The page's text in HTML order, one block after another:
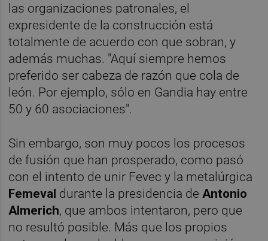
las organizaciones patronales, el
expresidente de la construcción está
totalmente de acuerdo con que sobran, y
además muchas. "Aquí siempre hemos
preferido ser cabeza de razón que cola de
león. Por ejemplo, sólo en Gandia hay entre
50 y 60 asociaciones".
Sin embargo, son muy pocos los procesos
de fusión que han prosperado, como pasó
con el intento de unir Fevec y la metalúrgica
Femeval durante la presidencia deAntonio
Almerich, que ambos intentaron, pero que
no resultó posible. Más que los propios